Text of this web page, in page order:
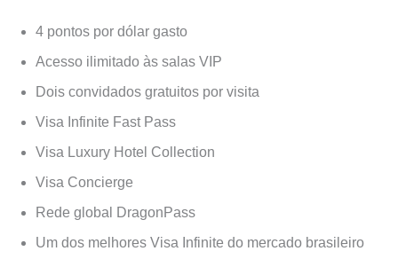
4 pontos por dólar gasto
Acesso ilimitado às salas VIP
Dois convidados gratuitos por visita
Visa Infinite Fast Pass
Visa Luxury Hotel Collection
Visa Concierge
Rede global DragonPass
Um dos melhores Visa Infinite do mercado brasileiro